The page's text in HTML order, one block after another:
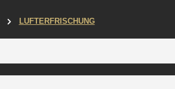
LUFTERFRISCHUNG